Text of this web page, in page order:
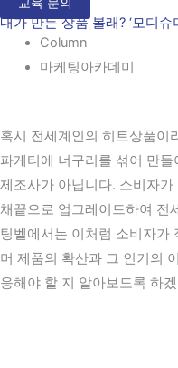
내가 만든 상품 볼래? ‘모디슈
Column
마케팅아카데미
혹시 전세계인의 히트상품이
파게티에 너구리를 섞어 만
제조사가 아닙니다. 소비자가
채끝으로 업그레이드하여 전
팅벨에서는 이처럼 소비자가
머 제품의 확산과 그 인기의
응해야 할 지 알아보도록 하